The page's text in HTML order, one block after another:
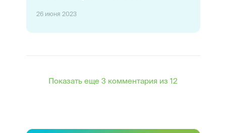
26 июня 2023
Показать еще 3 комментария из 12